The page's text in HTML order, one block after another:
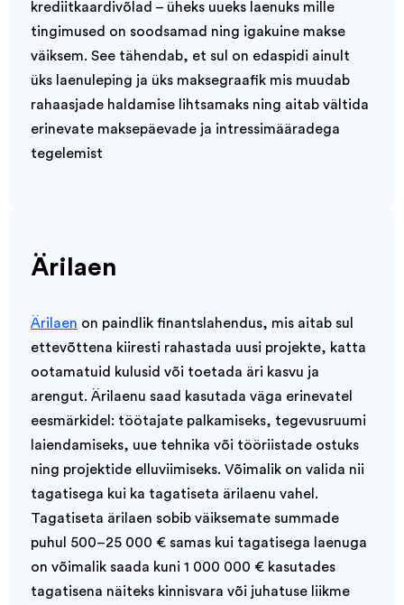
krediitkaardivõlad – üheks uueks laenuks mille
tingimused on soodsamad ning igakuine makse
väiksem. See tähendab, et sul on edaspidi ainult
üks laenuleping ja üks maksegraafik mis muudab
rahaasjade haldamise lihtsamaks ning aitab vältida
erinevate maksepäevade ja intressimääradega
tegelemist
Ärilaen
Ärilaen on paindlik finantslahendus, mis aitab sul
ettevõttena kiiresti rahastada uusi projekte, katta
ootamatuid kulusid või toetada äri kasvu ja
arengut. Ärilaenu saad kasutada väga erinevatel
eesmärkidel: töötajate palkamiseks, tegevusruumi
laiendamiseks, uue tehnika või tööriistade ostuks
ning projektide elluviimiseks. Võimalik on valida nii
tagatisega kui ka tagatiseta ärilaenu vahel.
Tagatiseta ärilaen sobib väiksemate summade
puhul 500–25 000 € samas kui tagatisega laenuga
on võimalik saada kuni 1 000 000 € kasutades
tagatisena näiteks kinnisvara või juhatuse liikme